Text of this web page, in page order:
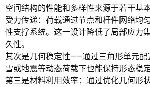
空间结构的性能和多样性来源于若干基
受力传递：荷载通过节点和杆件网络均
性支撑系统。这一设计降低了局部应力
久性。
其次是几何稳定性——通过三角形单元配
雪或地震等动态荷载下也能保持形态稳定
第三是材料利用效率：通过优化几何形